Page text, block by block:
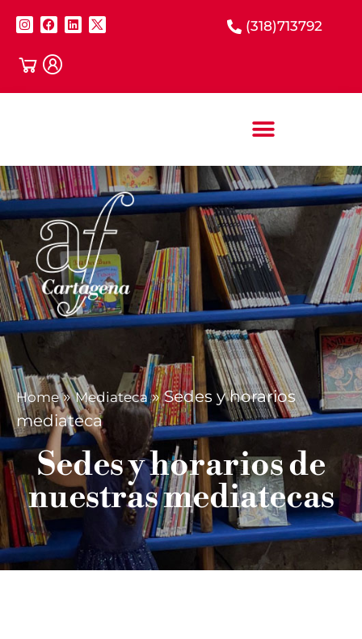
(318)713792
Home»Mediateca»Sedes y horarios
mediateca
Sedes y horarios de
nuestras mediatecas